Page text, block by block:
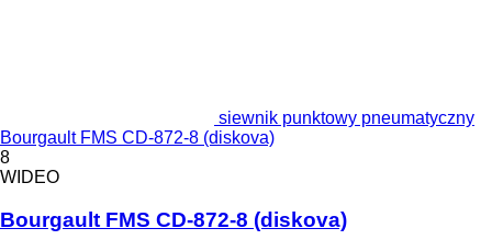
siewnik punktowy pneumatyczny
Bourgault FMS CD-872-8 (diskova)
8
WIDEO
Bourgault FMS CD-872-8 (diskova)